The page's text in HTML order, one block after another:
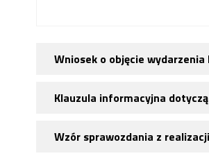
Wniosek o objęcie
Klauzula informacyjna
Wzór sprawozdania z